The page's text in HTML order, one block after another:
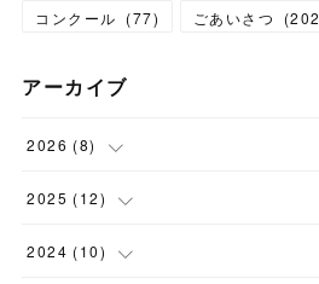
コンクール (77) ごあいさつ (202
アーカイブ
2026 (8)
(1)
(3)
2025 (12)
(1)
2024 (10)